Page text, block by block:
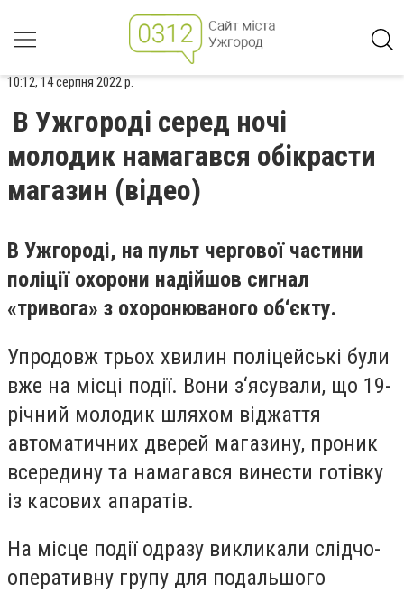
10:12, 14 серпня 2022 р.
В Ужгороді серед ночі
молодик намагався обікрасти
магазин (відео)
В Ужгороді, на пульт чергової частини
поліції охорони надійшов сигнал
«тривога» з охоронюваного об‘єкту.
Упродовж трьох хвилин поліцейські були
вже на місці події. Вони з‘ясували, що 19-
річний молодик шляхом віджаття
автоматичних дверей магазину, проник
всередину та намагався винести готівку
із касових апаратів.
На місце події одразу викликали слідчо-
оперативну групу для подальшого